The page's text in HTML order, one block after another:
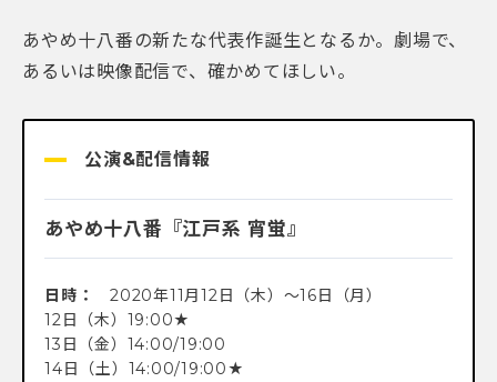
あやめ十八番の新たな代表作誕生となるか。劇場で、
あるいは映像配信で、確かめてほしい。
公演&配信情報
あやめ十八番『江戸系 宵蛍』
日時： 2020年11月12日（木）〜16日（月）
12日（木）19:00★
13日（金）14:00/19:00
14日（土）14:00/19:00★